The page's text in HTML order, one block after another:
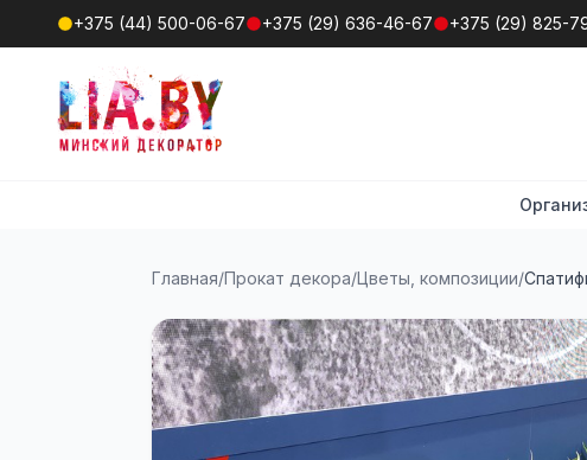
+375 (44) 500-06-67 +375 (29) 636-46-67 +375 (29) 825-
Главная/Прокат декора/Цветы, композиции/